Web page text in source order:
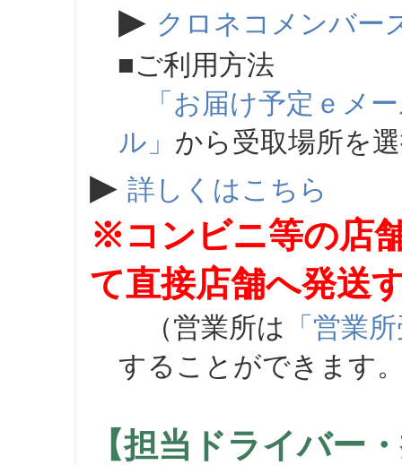
▶ クロネコメンバー
■ご利用方法
「お届け予定ｅメ
ル」 から受取場所を
▶ 詳しくはこちら
※コンビニ等の店
て直接店舗へ発送
（営業所は 「営業
することができます
【担当ドライバー